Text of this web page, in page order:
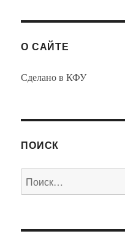
О САЙТЕ
Сделано в КФУ
ПОИСК
Искать: